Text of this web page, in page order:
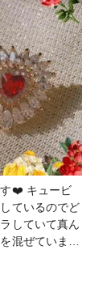
❤️ キュービ
ているのでど
していて真ん
混ぜています
クセ